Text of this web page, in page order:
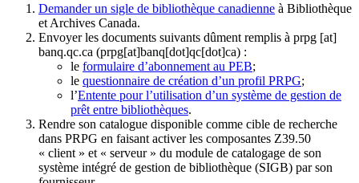
Demander un sigle de bibliothèque canadienne à Bibliothèque
et Archives Canada.
Envoyer les documents suivants dûment remplis à prpg [at]
banq.qc.ca (prpg[at]banq[dot]qc[dot]ca) :
le formulaire d’abonnement au PEB;
le questionnaire de création d’un profil PRPG;
l’Entente pour l’utilisation d’un système de gestion de
prêt entre bibliothèques.
Rendre son catalogue disponible comme cible de recherche
dans PRPG en faisant activer les composantes Z39.50
« client » et « serveur » du module de catalogage de son
système intégré de gestion de bibliothèque (SIGB) par son